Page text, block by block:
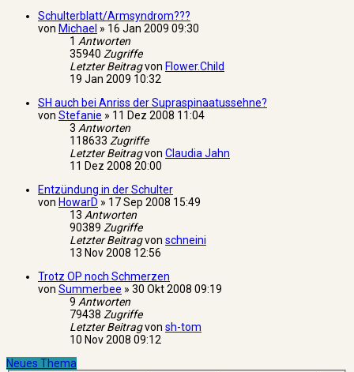
Schulterblatt/Armsyndrom???
von Michael » 16 Jan 2009 09:30
1 Antworten
35940 Zugriffe
Letzter Beitragvon Flower.Child
19 Jan 2009 10:32
SH auch bei Anriss der Supraspinaatussehne?
von Stefanie » 11 Dez 2008 11:04
3 Antworten
118633 Zugriffe
Letzter Beitragvon Claudia Jahn
11 Dez 2008 20:00
Entzündung in der Schulter
von HowarD » 17 Sep 2008 15:49
13 Antworten
90389 Zugriffe
Letzter Beitragvon schneini
13 Nov 2008 12:56
Trotz OP noch Schmerzen
von Summerbee » 30 Okt 2008 09:19
9 Antworten
79438 Zugriffe
Letzter Beitragvon sh-tom
10 Nov 2008 09:12
Neues Thema